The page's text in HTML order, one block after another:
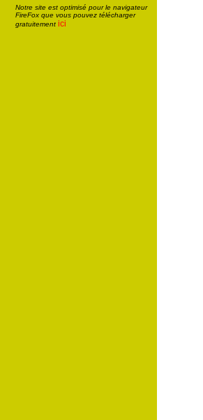
Notre site est optimisé pour le navigateur
FireFox que vous pouvez télécharger
gratuitement ici